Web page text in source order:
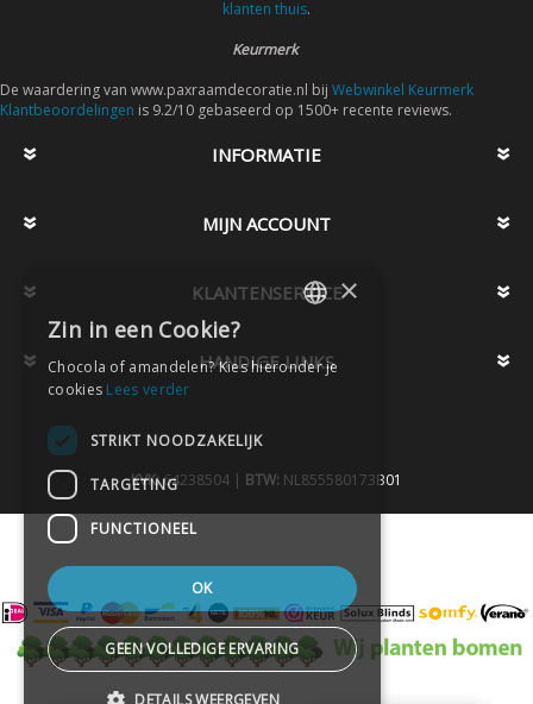
klanten thuis.
Keurmerk
De waardering van www.paxraamdecoratie.nl bij Webwinkel Keurmerk
Klantbeoordelingen is 9.2/10 gebaseerd op 1500+ recente reviews.
INFORMATIE
MIJN ACCOUNT
KLANTENSERVICE
HANDIGE LINKS
KVK:64238504 | BTW: NL855580173B01
DUTCH
×
Zin in een Cookie?
Chocola of amandelen? Kies hieronder je
cookies Lees verder
STRIKT NOODZAKELIJK
TARGETING
FUNCTIONEEL
OK
GEEN VOLLEDIGE ERVARING
DETAILS WEERGEVEN